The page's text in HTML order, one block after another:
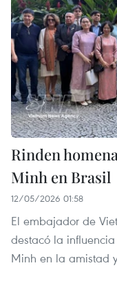
Rinden
Minh en Brasil
12/05/2026 01:58
El embajador de
destacó la
Minh en la amistad